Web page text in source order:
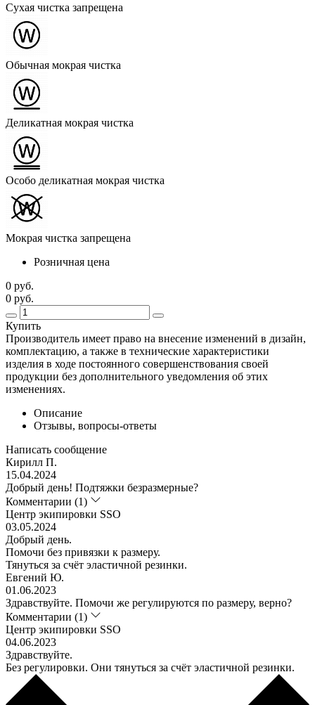
Сухая чистка запрещена
Обычная мокрая чистка
Деликатная мокрая чистка
Особо деликатная мокрая чистка
Мокрая чистка запрещена
Розничная цена
0 руб.
0 руб.
Купить
Производитель имеет право на внесение изменений в дизайн,
комплектацию, а также в технические характеристики
изделия в ходе постоянного совершенствования своей
продукции без дополнительного уведомления об этих
изменениях.
Описание
Отзывы, вопросы-ответы
Написать сообщение
Кирилл П.
15.04.2024
Добрый день! Подтяжки безразмерные?
Комментарии (1)
Центр экипировки SSO
03.05.2024
Добрый день.
Помочи без привязки к размеру.
Тянуться за счёт эластичной резинки.
Евгений Ю.
01.06.2023
Здравствуйте. Помочи же регулируются по размеру, верно?
Комментарии (1)
Центр экипировки SSO
04.06.2023
Здравствуйте.
Без регулировки. Они тянуться за счёт эластичной резинки.